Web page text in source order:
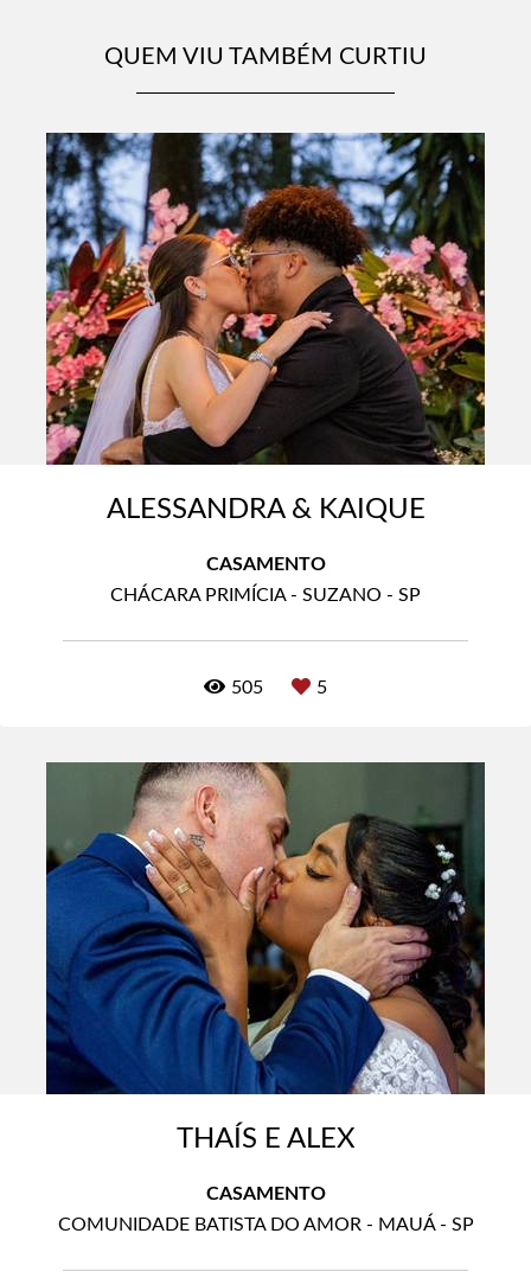
QUEM VIU TAMBÉM CURTIU
ALESSANDRA & KAIQUE
CASAMENTO
CHÁCARA PRIMÍCIA - SUZANO - SP
505 5
THAÍS E ALEX
CASAMENTO
COMUNIDADE BATISTA DO AMOR - MAUÁ - SP